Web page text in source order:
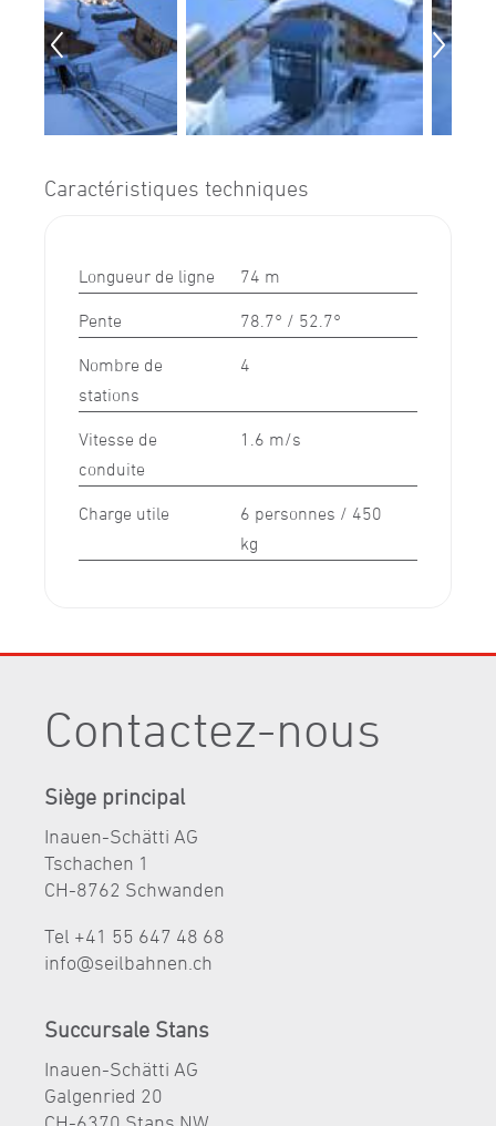
Caractéristiques techniques
Longueur de ligne 74 m
Pente 78.7° / 52.7°
Nombre de
stations
4
Vitesse de
conduite
1.6 m/s
Charge utile
6 personnes / 450
kg
Contactez-nous
Siège principal
Inauen-Schätti AG
Tschachen 1
CH-8762 Schwanden
Tel +41 55 647 48 68
nf
s lb hn n ch
Succursale Stans
Inauen-Schätti AG
Galgenried 20